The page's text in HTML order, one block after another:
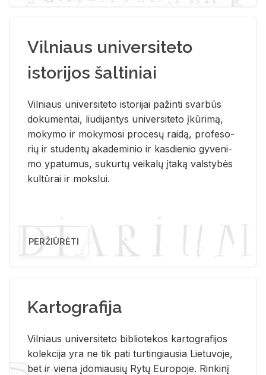
Vilniaus universiteto
istorijos šaltiniai
Vil­niaus uni­ver­si­te­to is­to­ri­jai pa­žin­ti svar­būs
do­ku­men­tai, liu­di­jan­tys uni­ver­si­te­to įkū­ri­mą,
mo­ky­mo ir mo­ky­mo­si pro­ce­sų rai­dą, pro­fe­so­
rių ir stu­den­tų aka­de­mi­nio ir kas­die­nio gy­ve­ni­
mo ypa­tu­mus, su­kur­tų vei­ka­lų įta­ką vals­ty­bės
kul­tū­rai ir moks­lui.
PERŽIŪRĖTI
Kartografija
Vil­niaus uni­ver­si­te­to bi­b­lio­te­kos kar­to­gra­fi­jos
ko­lek­ci­ja yra ne tik pati tur­tin­giau­sia Lie­tu­vo­je,
bet ir vie­na įdo­miau­sių Rytų Eu­ro­po­je. Rin­ki­nį